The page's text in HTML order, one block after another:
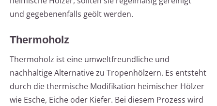
und gegebenenfalls geölt werden.
Thermoholz
Thermoholz ist eine umweltfreundliche und
nachhaltige Alternative zu Tropenhölzern. Es entsteht
durch die thermische Modifikation heimischer Hölzer
wie Esche, Eiche oder Kiefer. Bei diesem Prozess wird